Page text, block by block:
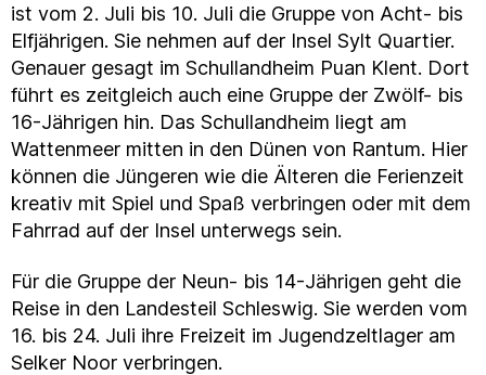
ist vom 2. Juli bis 10. Juli die Gruppe von Acht- bis
Elfjährigen. Sie nehmen auf der Insel Sylt Quartier.
Genauer gesagt im Schullandheim Puan Klent. Dort
führt es zeitgleich auch eine Gruppe der Zwölf- bis
16-Jährigen hin. Das Schullandheim liegt am
Wattenmeer mitten in den Dünen von Rantum. Hier
können die Jüngeren wie die Älteren die Ferienzeit
kreativ mit Spiel und Spaß verbringen oder mit dem
Fahrrad auf der Insel unterwegs sein.
Für die Gruppe der Neun- bis 14-Jährigen geht die
Reise in den Landesteil Schleswig. Sie werden vom
16. bis 24. Juli ihre Freizeit im Jugendzeltlager am
Selker Noor verbringen.